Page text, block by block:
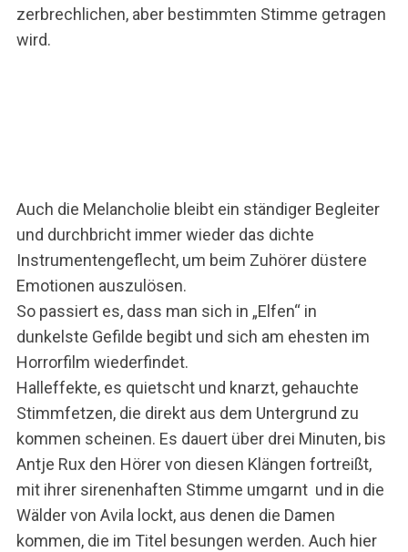
zerbrechlichen, aber bestimmten Stimme getragen
wird.
Auch die Melancholie bleibt ein ständiger Begleiter
und durchbricht immer wieder das dichte
Instrumentengeflecht, um beim Zuhörer düstere
Emotionen auszulösen.
So passiert es, dass man sich in „Elfen“ in
dunkelste Gefilde begibt und sich am ehesten im
Horrorfilm wiederfindet.
Halleffekte, es quietscht und knarzt, gehauchte
Stimmfetzen, die direkt aus dem Untergrund zu
kommen scheinen. Es dauert über drei Minuten, bis
Antje Rux den Hörer von diesen Klängen fortreißt,
mit ihrer sirenenhaften Stimme umgarnt und in die
Wälder von Avila lockt, aus denen die Damen
kommen, die im Titel besungen werden. Auch hier